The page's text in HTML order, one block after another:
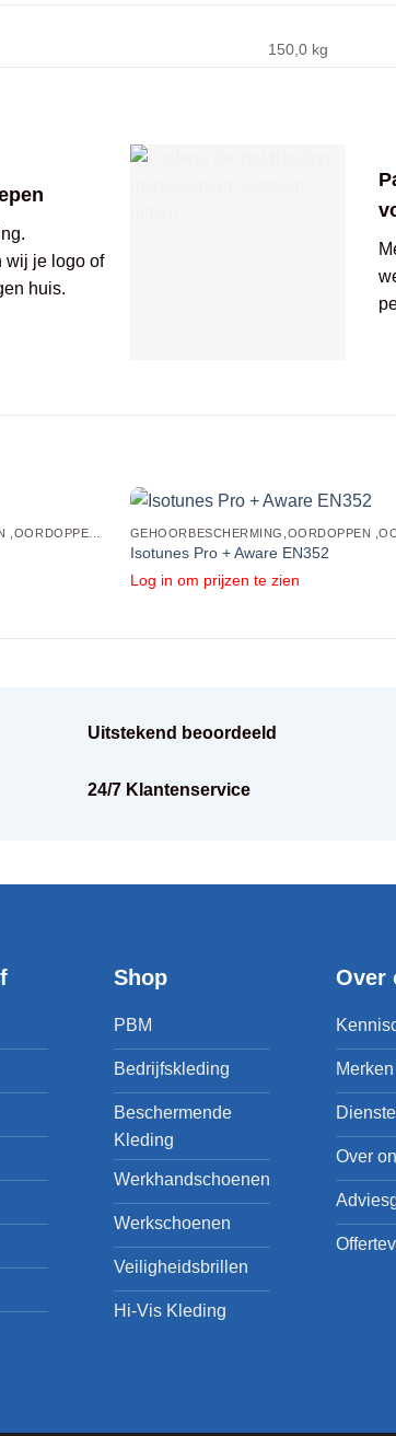
150,0 kg
wij je logo of
huis.
Isotunes Pro + Aware EN352
Log in om prijzen te zien
Uitstekend beoordeeld
24/7 Klantenservice
Shop
PBM
Bedrijfskleding
Beschermende
Kleding
Werkhandschoenen
Werkschoenen
Veiligheidsbrillen
Hi-Vis Kleding
Over
Merken
Over